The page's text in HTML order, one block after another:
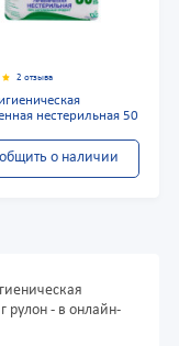
2 отзыва
нестерильная 50
о наличии
рулон - в онлайн-